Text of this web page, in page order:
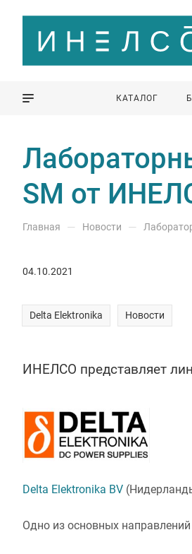
КАТАЛОГ
SM от
Главная — Новости —
04.10.2021
Delta Elektronika Новости
ИНЕЛСО представляет
Delta Elektronika BV
Одно из основных